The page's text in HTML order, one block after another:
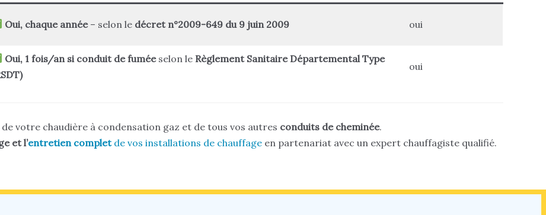
Oui, chaque année– selon le décret n°2009-649 du 9 juin 2009 oui
Oui, 1 fois/an si conduit de fuméeselon le Règlement Sanitaire Départemental Type
oui
votre chaudière à condensation gaz et de tous vos autres conduits de cheminée.
et l’entretien completde vos installations de chauffage en partenariat avec un expert chauffagiste qualifié.